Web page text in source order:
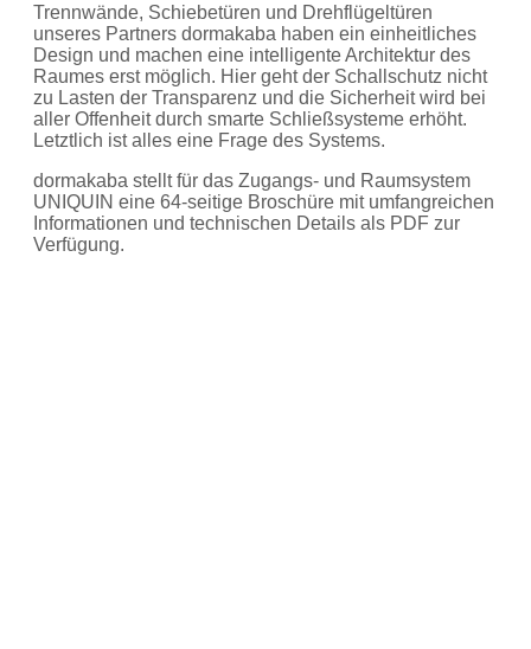
Trennwände, Schiebetüren und Drehflügeltüren
unseres Partners dormakaba haben ein einheitliches
Design und machen eine intelligente Architektur des
Raumes erst möglich. Hier geht der Schallschutz nicht
zu Lasten der Transparenz und die Sicherheit wird bei
aller Offenheit durch smarte Schließsysteme erhöht.
Letztlich ist alles eine Frage des Systems.
dormakaba stellt für das Zugangs- und Raumsystem
UNIQUIN eine 64-seitige Broschüre mit umfangreichen
Informationen und technischen Details als PDF zur
Verfügung.